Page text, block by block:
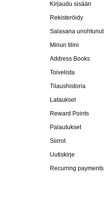
Kirjaudu sisään
Rekisteröidy
Salasana unohtunut
Minun tilini
Address Books
Toivelista
Tilaushistoria
Lataukset
Reward Points
Palautukset
Siirrot
Uutiskirje
Recurring payments